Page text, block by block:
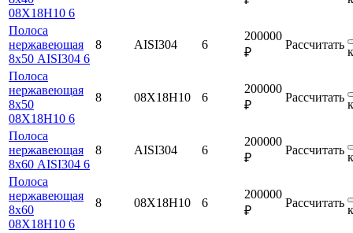
08Х18Н10 6
Полоса
нержавеющая
8х50 AISI304 6
8 AISI304 6
200000
₽
Рассчитать
Полоса
нержавеющая
8х50
08Х18Н10 6
8 08Х18Н10 6
200000
₽
Рассчитать
Полоса
нержавеющая
8х60 AISI304 6
8 AISI304 6
200000
₽
Рассчитать
Полоса
нержавеющая
8х60
08Х18Н10 6
8 08Х18Н10 6
200000
₽
Рассчитать